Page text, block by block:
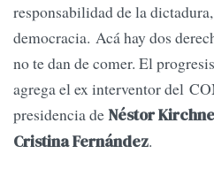
responsabilidad de la
democracia. Acá hay dos
no te dan de comer. El
agrega el ex interventor del
presidencia deNéstor
Cristina Fernández.